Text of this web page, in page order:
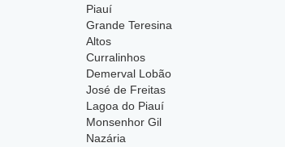
Piauí
Grande Teresina
Altos
Curralinhos
Demerval Lobão
José de Freitas
Lagoa do Piauí
Monsenhor Gil
Nazária